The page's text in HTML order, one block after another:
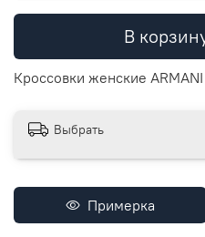
В
Кроссовки женские ARMANI
Выбрать
Примерка